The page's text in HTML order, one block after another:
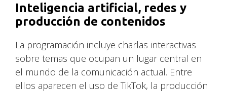
Inteligencia artificial, redes y
producción de contenidos
La programación incluye charlas interactivas
sobre temas que ocupan un lugar central en
el mundo de la comunicación actual. Entre
ellos aparecen el uso de TikTok, la producción